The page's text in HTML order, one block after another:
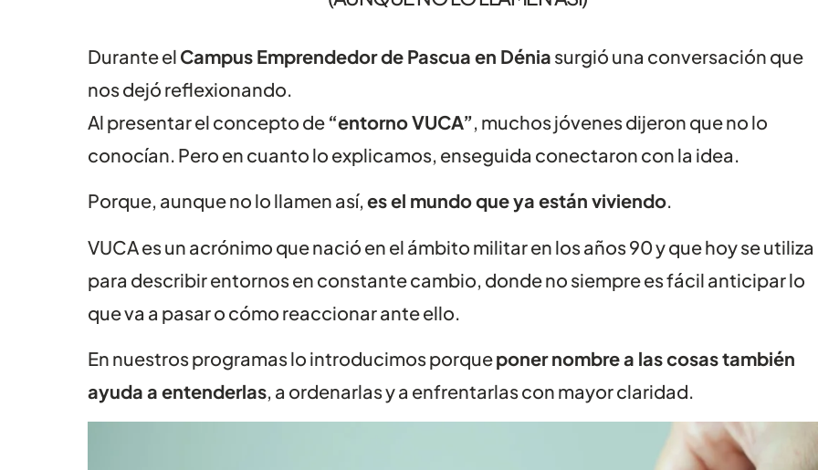
Durante el Campus Emprendedor de Pascua en Dénia surgió una conversación que
nos dejó reflexionando.
Al presentar el concepto de “entorno VUCA”, muchos jóvenes dijeron que no lo
conocían. Pero en cuanto lo explicamos, enseguida conectaron con la idea.
Porque, aunque no lo llamen así, es el mundo que ya están viviendo.
VUCA es un acrónimo que nació en el ámbito militar en los años 90 y que hoy se utiliza
para describir entornos en constante cambio, donde no siempre es fácil anticipar lo
que va a pasar o cómo reaccionar ante ello.
En nuestros programas lo introducimos porqueponer nombre a las cosas también
ayuda a entenderlas, a ordenarlas y a enfrentarlas con mayor claridad.